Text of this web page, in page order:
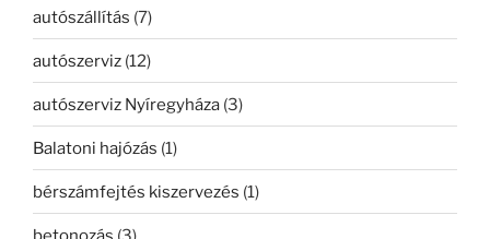
autószállítás (7)
autószerviz (12)
autószerviz Nyíregyháza (3)
Balatoni hajózás (1)
bérszámfejtés kiszervezés (1)